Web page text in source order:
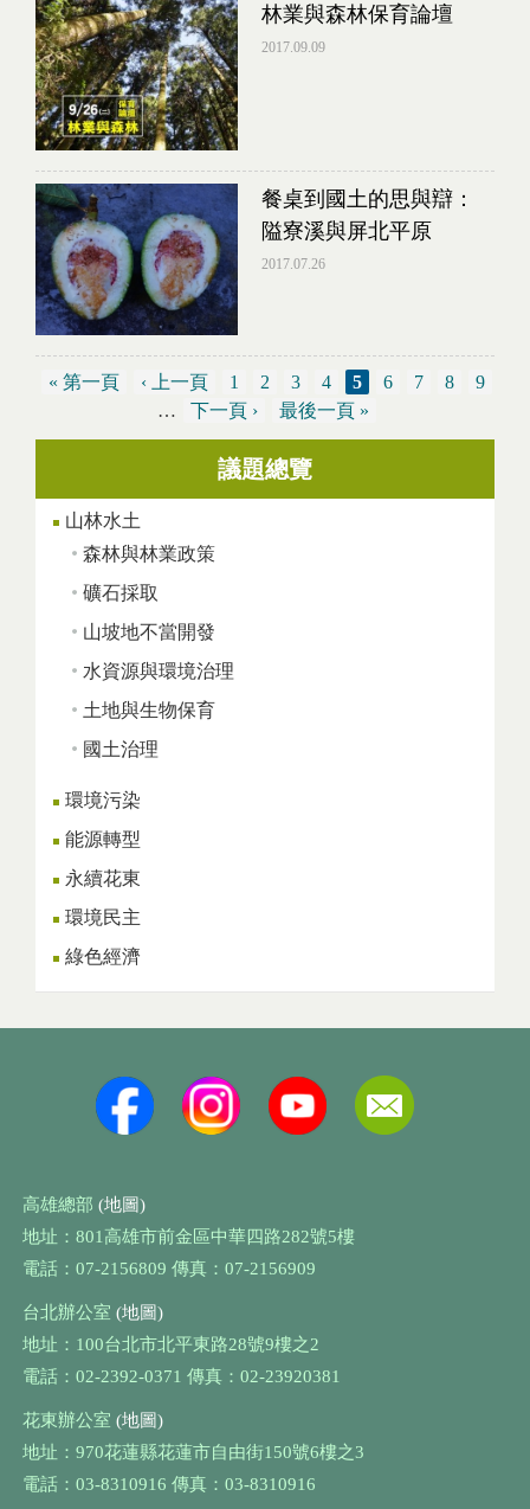
林業與森林保育論壇
2017.09.09
餐桌到國土的思與辯：
隘寮溪與屏北平原
2017.07.26
« 第一頁 ‹ 上一頁 1 2 3 4 5 6 7 8
9
…
下一頁 › 最後一頁 »
議題總覽
山林水土
森林與林業政策
礦石採取
山坡地不當開發
水資源與環境治理
土地與生物保育
國土治理
環境污染
能源轉型
永續花東
環境民主
綠色經濟
高雄總部 (地圖)
地址：801高雄市前金區中華四路282號5樓
電話：07-2156809 傳真：07-2156909
台北辦公室 (地圖)
地址：100台北市北平東路28號9樓之2
電話：02-2392-0371 傳真：02-23920381
花東辦公室 (地圖)
地址：970花蓮縣花蓮市自由街150號6樓之3
電話：03-8310916 傳真：03-8310916